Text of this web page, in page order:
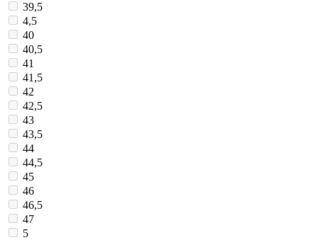
39,5
4,5
40
40,5
41
41,5
42
42,5
43
43,5
44
44,5
45
46
46,5
47
5